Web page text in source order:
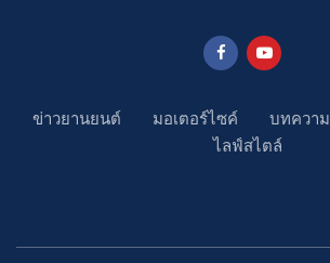
ข่าวยานยนต์ มอเตอร์ไซค์ บทความ
ไลฟ์สไตล์